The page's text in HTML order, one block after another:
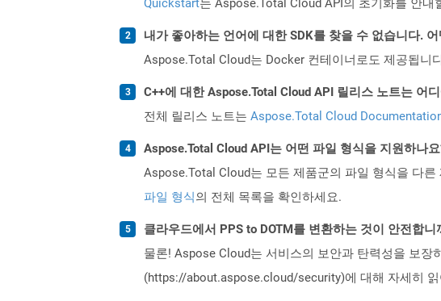
내가 좋아하는 언어에 대한 SDK를 찾을 수 없습니다.
Aspose.Total Cloud는 Docker 컨테이너로도 제공됩니
C++에 대한 Aspose.Total Cloud API 릴리스 노트는 어
전체 릴리스 노트는 Aspose.Total Cloud
Aspose.Total Cloud API는 어떤 파일 형식을 지원하나
Aspose.Total Cloud는 모든 제품군의 파일 형식을 다른
파일 형식의 전체 목록을 확인하세요.
클라우드에서 PPS to DOTM를 변환하는 것이 안전합니
물론! Aspose Cloud는 서비스의 보안과 탄력성을 보
(https://about.aspose.cloud/security)에 대해 자세히